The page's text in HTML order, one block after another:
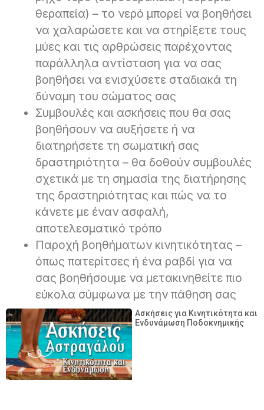
θεραπεία) – το νερό μπορεί να βοηθήσει
να χαλαρώσετε και να στηρίξετε τους
μύες και τις αρθρώσεις παρέχοντας
παράλληλα αντίσταση για να σας
βοηθήσει να ενισχύσετε σταδιακά τη
δύναμη του σώματος σας
Συμβουλές και ασκήσεις που θα σας
βοηθήσουν να αυξήσετε ή να
διατηρήσετε τη σωματική σας
δραστηριότητα – θα δοθούν συμβουλές
σχετικά με τη σημασία της διατήρησης
της δραστηριότητας και πώς να το
κάνετε με έναν ασφαλή,
αποτελεσματικό τρόπο
Παροχή βοηθήματων κινητικότητας –
όπως πατερίτσες ή ένα ραβδί για να
σας βοηθήσουμε να μετακινηθείτε πιο
εύκολα σύμφωνα με την πάθηση σας
Ασκήσεις για Κινητικότητα και
Ενδυνάμωση Ποδοκνημικής